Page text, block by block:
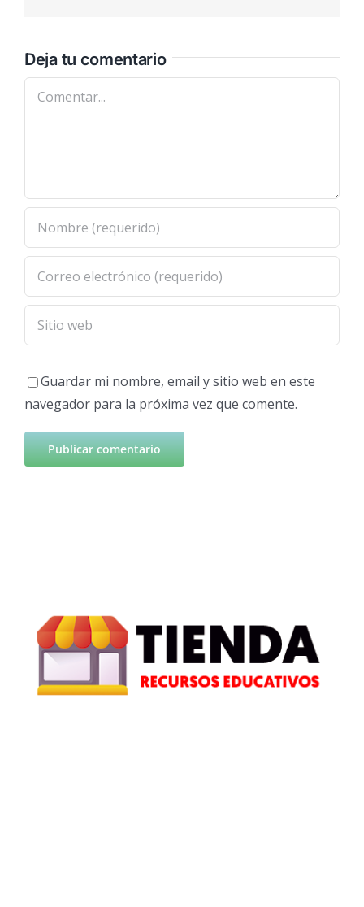
Deja tu comentario
Comentar
Guardar mi nombre, email y sitio web en este
navegador para la próxima vez que comente.